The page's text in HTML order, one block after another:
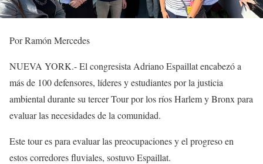
Por Ramón Mercedes
NUEVA YORK.- El congresista Adriano Espaillat encabezó a
más de 100 defensores, líderes y estudiantes por la justicia
ambiental durante su tercer Tour por los ríos Harlem y Bronx para
evaluar las necesidades de la comunidad.
Este tour es para evaluar las preocupaciones y el progreso en
estos corredores fluviales, sostuvo Espaillat.